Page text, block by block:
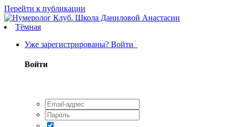
Перейти к публикации
Тёмная
Уже зарегистрированы? Войти
Войти